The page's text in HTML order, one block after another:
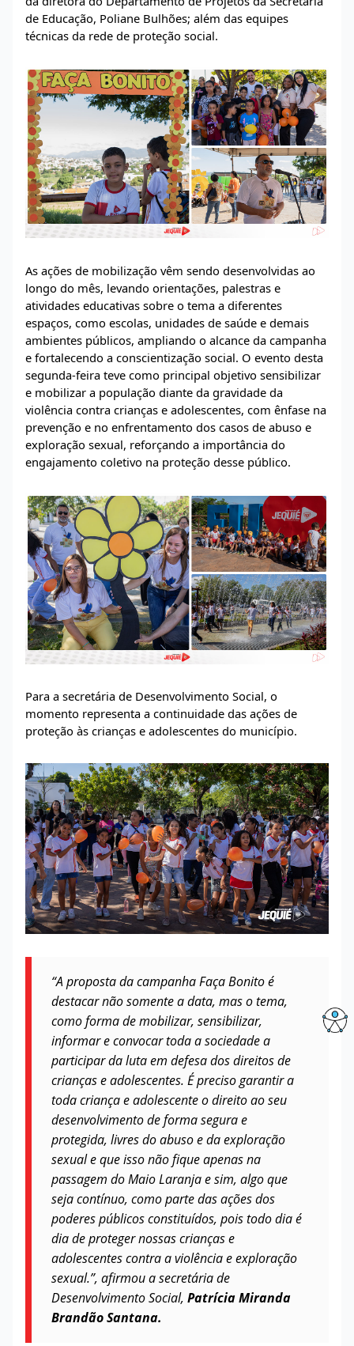
de Educação, Poliane Bulhões; além das equipes
técnicas da rede de proteção social.
As ações de mobilização vêm sendo desenvolvidas ao
longo do mês, levando orientações, palestras e
atividades educativas sobre o tema a diferentes
espaços, como escolas, unidades de saúde e demais
ambientes públicos, ampliando o alcance da campanha
e fortalecendo a conscientização social. O evento desta
segunda-feira teve como principal objetivo sensibilizar
e mobilizar a população diante da gravidade da
violência contra crianças e adolescentes, com ênfase na
prevenção e no enfrentamento dos casos de abuso e
exploração sexual, reforçando a importância do
engajamento coletivo na proteção desse público.
Para a secretária de Desenvolvimento Social, o
momento representa a continuidade das ações de
proteção às crianças e adolescentes do município.
“A proposta da campanha Faça Bonito é
destacar não somente a data, mas o tema,
como forma de mobilizar, sensibilizar,
informar e convocar toda a sociedade a
participar da luta em defesa dos direitos de
crianças e adolescentes. É preciso garantir a
toda criança e adolescente o direito ao seu
desenvolvimento de forma segura e
protegida, livres do abuso e da exploração
sexual e que isso não fique apenas na
passagem do Maio Laranja e sim, algo que
seja contínuo, como parte das ações dos
poderes públicos constituídos, pois todo dia é
dia de proteger nossas crianças e
adolescentes contra a violência e exploração
sexual.”, afirmou a secretária de
Desenvolvimento Social, Patrícia Miranda
Brandão Santana.